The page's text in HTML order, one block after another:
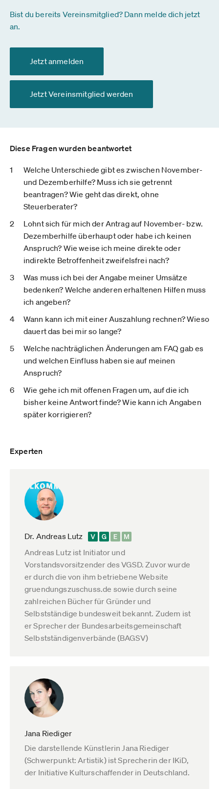
Bist du bereits Vereinsmitglied? Dann melde dich jetzt
an.
Jetzt anmelden
Jetzt Vereinsmitglied werden
Diese Fragen wurden beantwortet
Welche Unterschiede gibt es zwischen November-
und Dezemberhilfe? Muss ich sie getrennt
beantragen? Wie geht das direkt, ohne
Steuerberater?
Lohnt sich für mich der Antrag auf November- bzw.
Dezemberhilfe überhaupt oder habe ich keinen
Anspruch? Wie weise ich meine direkte oder
indirekte Betroffenheit zweifelsfrei nach?
Was muss ich bei der Angabe meiner Umsätze
bedenken? Welche anderen erhaltenen Hilfen muss
ich angeben?
Wann kann ich mit einer Auszahlung rechnen? Wieso
dauert das bei mir so lange?
Welche nachträglichen Änderungen am FAQ gab es
und welchen Einfluss haben sie auf meinen
Anspruch?
Wie gehe ich mit offenen Fragen um, auf die ich
bisher keine Antwort finde? Wie kann ich Angaben
später korrigieren?
Experten
Dr. Andreas Lutz
Andreas Lutz ist Initiator und
Vorstandsvorsitzender des VGSD. Zuvor wurde
er durch die von ihm betriebene Website
gruendungszuschuss.de sowie durch seine
zahlreichen Bücher für Gründer und
Selbstständige bundesweit bekannt. Zudem ist
er Sprecher der Bundesarbeitsgemeinschaft
Selbstständigenverbände (BAGSV)
Jana Riediger
Die darstellende Künstlerin Jana Riediger
(Schwerpunkt: Artistik) ist Sprecherin der IKiD,
der Initiative Kulturschaffender in Deutschland.